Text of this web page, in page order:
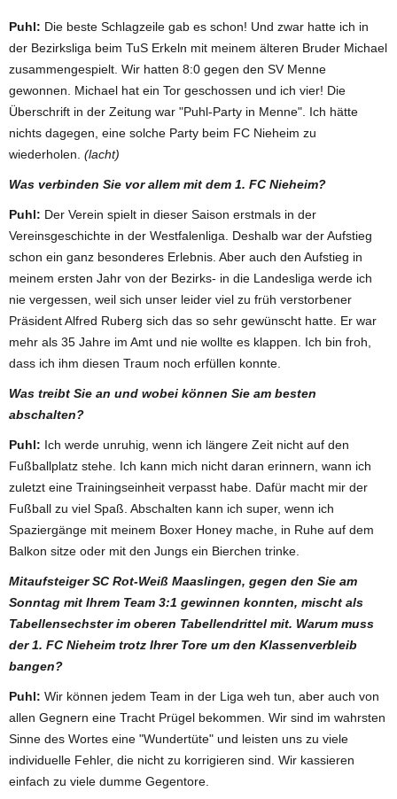
Puhl: Die beste Schlagzeile gab es schon! Und zwar hatte ich in
der Bezirksliga beim TuS Erkeln mit meinem älteren Bruder Michael
zusammengespielt. Wir hatten 8:0 gegen den SV Menne
gewonnen. Michael hat ein Tor geschossen und ich vier! Die
Überschrift in der Zeitung war "Puhl-Party in Menne". Ich hätte
nichts dagegen, eine solche Party beim FC Nieheim zu
wiederholen. (lacht)
Was verbinden Sie vor allem mit dem 1. FC Nieheim?
Puhl: Der Verein spielt in dieser Saison erstmals in der
Vereinsgeschichte in der Westfalenliga. Deshalb war der Aufstieg
schon ein ganz besonderes Erlebnis. Aber auch den Aufstieg in
meinem ersten Jahr von der Bezirks- in die Landesliga werde ich
nie vergessen, weil sich unser leider viel zu früh verstorbener
Präsident Alfred Ruberg sich das so sehr gewünscht hatte. Er war
mehr als 35 Jahre im Amt und nie wollte es klappen. Ich bin froh,
dass ich ihm diesen Traum noch erfüllen konnte.
Was treibt Sie an und wobei können Sie am besten
abschalten?
Puhl: Ich werde unruhig, wenn ich längere Zeit nicht auf den
Fußballplatz stehe. Ich kann mich nicht daran erinnern, wann ich
zuletzt eine Trainingseinheit verpasst habe. Dafür macht mir der
Fußball zu viel Spaß. Abschalten kann ich super, wenn ich
Spaziergänge mit meinem Boxer Honey mache, in Ruhe auf dem
Balkon sitze oder mit den Jungs ein Bierchen trinke.
Mitaufsteiger SC Rot-Weiß Maaslingen, gegen den Sie am
Sonntag mit Ihrem Team 3:1 gewinnen konnten, mischt als
Tabellensechster im oberen Tabellendrittel mit. Warum muss
der 1. FC Nieheim trotz Ihrer Tore um den Klassenverbleib
bangen?
Puhl: Wir können jedem Team in der Liga weh tun, aber auch von
allen Gegnern eine Tracht Prügel bekommen. Wir sind im wahrsten
Sinne des Wortes eine "Wundertüte" und leisten uns zu viele
individuelle Fehler, die nicht zu korrigieren sind. Wir kassieren
einfach zu viele dumme Gegentore.